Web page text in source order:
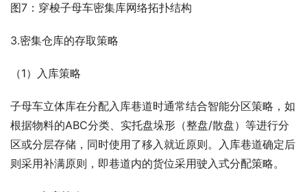
图7：穿梭子母车密集库网络拓扑结构
3.密集仓库的存取策略
（1）入库策略
子母车立体库在分配入库巷道时通常结合智能分区策略，如
根据物料的ABC分类、实托盘垛形（整盘/散盘）等进行分
区或分层存储，同时使用了移入就近原则。入库巷道确定后
则采用补满原则，即巷道内的货位采用驶入式分配策略。